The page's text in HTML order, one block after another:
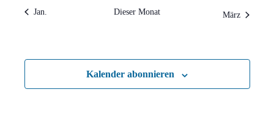
Jan. Dieser Monat März
Kalender abonnieren